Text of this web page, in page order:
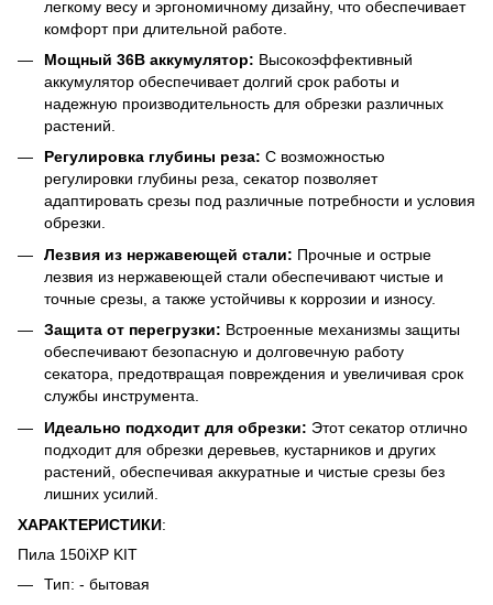
легкому весу и эргономичному дизайну, что обеспечивает
комфорт при длительной работе.
Мощный 36В аккумулятор: Высокоэффективный
аккумулятор обеспечивает долгий срок работы и
надежную производительность для обрезки различных
растений.
Регулировка глубины реза: С возможностью
регулировки глубины реза, секатор позволяет
адаптировать срезы под различные потребности и условия
обрезки.
Лезвия из нержавеющей стали: Прочные и острые
лезвия из нержавеющей стали обеспечивают чистые и
точные срезы, а также устойчивы к коррозии и износу.
Защита от перегрузки: Встроенные механизмы защиты
обеспечивают безопасную и долговечную работу
секатора, предотвращая повреждения и увеличивая срок
службы инструмента.
Идеально подходит для обрезки: Этот секатор отлично
подходит для обрезки деревьев, кустарников и других
растений, обеспечивая аккуратные и чистые срезы без
лишних усилий.
ХАРАКТЕРИСТИКИ:
Пила 150iXP KIT
Тип: - бытовая